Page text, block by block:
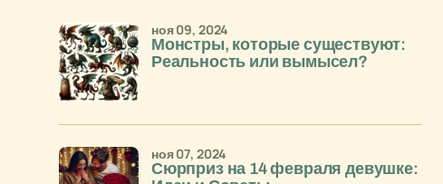
Монстры, которые существуют:
Реальность или вымысел?
ноя 09, 2024
Сюрприз на 14 февраля девушке:
ноя 07, 2024